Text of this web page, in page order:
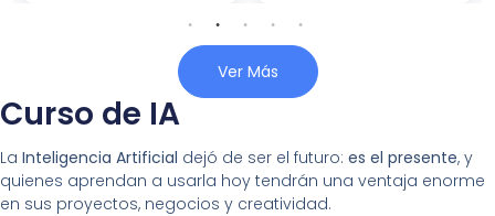
Ver Más
Curso de IA
La Inteligencia Artificial dejó de ser el futuro: es el presente, y
quienes aprendan a usarla hoy tendrán una ventaja enorme
en sus proyectos, negocios y creatividad.